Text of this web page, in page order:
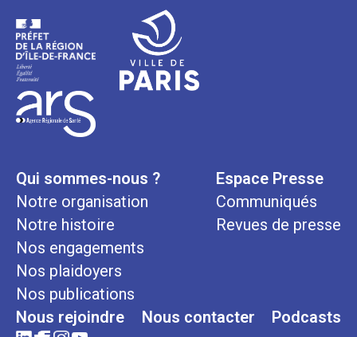
Qui sommes-nous ?
Notre organisation
Notre histoire
Nos engagements
Nos plaidoyers
Nos publications
Espace Presse
Communiqués
Revues de presse
Nous rejoindre Nous contacter Podcasts